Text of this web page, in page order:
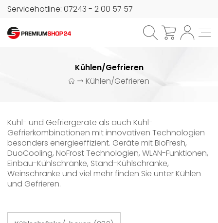
Servicehotline: 07243 - 2 00 57 57
Kühlen/Gefrieren
Kühlen/Gefrieren
Kühl- und Gefriergeräte als auch Kühl-
Gefrierkombinationen mit innovativen Technologien
besonders energieeffizient. Geräte mit BioFresh,
DuoCooling, NoFrost Technologien, WLAN-Funktionen,
Einbau-Kühlschränke, Stand-Kühlschränke,
Weinschränke und viel mehr finden Sie unter Kühlen
und Gefrieren.